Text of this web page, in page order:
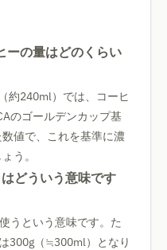
ーの量はどのくらい
約240ml）では、コーヒ
のゴールデンカップ基
値で、これを基準に濃
う。
どういう意味です
うという意味です。た
300g（≒300ml）となり